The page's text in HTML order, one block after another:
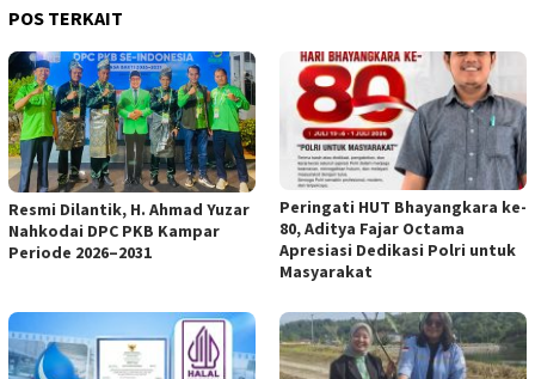
POS TERKAIT
Resmi Dilantik, H. Ahmad Yuzar
Nahkodai DPC PKB Kampar
Periode 2026–2031
Peringati HUT Bhayangkara ke-
80, Aditya Fajar Octama
Apresiasi Dedikasi Polri untuk
Masyarakat